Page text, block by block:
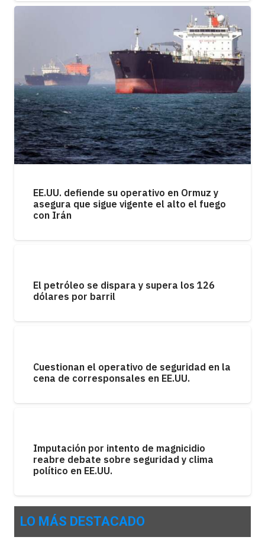
EE.UU. defiende su operativo en Ormuz y
asegura que sigue vigente el alto el fuego
con Irán
El petróleo se dispara y supera los 126
dólares por barril
Cuestionan el operativo de seguridad en la
cena de corresponsales en EE.UU.
Imputación por intento de magnicidio
reabre debate sobre seguridad y clima
político en EE.UU.
LO MÁS DESTACADO